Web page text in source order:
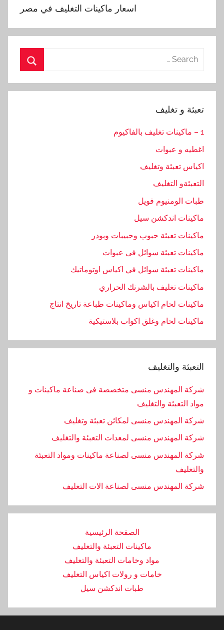
اسعار ماكينات التغليف في مصر
Search
تعبئة و تغليف
1 – ماكينات تغليف بالفاكيوم
اغطيه و عبوات
اكياس تعبئة وتغليف
التعبئةو التغليف
طبات الومنيوم فويل
ماكينات اندكشن سيل
ماكينات تعبئة حبوب وحبيبات وبودر
ماكينات تعبئة سوائل فى عبوات
ماكينات تعبئة سوائل في اكياس اوتوماتيك
ماكينات تغليف بالشرنك الحراري
ماكينات لحام اكياس وماكينات طباعة تاريخ انتاج
ماكينات لحام وغلق اكواب بلاستيكية
التعبئة والتغليف
شركة المهندس منسى متخصصة فى صناعة ماكينات و
مواد التعبئة والتغليف
شركة المهندس منسى لمكائن تعبئة وتغليف
شركة المهندس منسى لمعدات التعبئة والتغليف
شركة المهندس منسى لصناعة ماكينات ومواد التعبئة
والتغليف
‏شركة المهندس منسى لصناعة الات التغليف
الصفحة الرئيسية
ماكينات التعبئة والتغليف
مواد وخامات التعبئة والتغليف
خامات و رولات اكياس التغليف
طبات اندكشن سيل